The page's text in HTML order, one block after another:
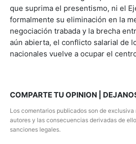
que suprima el presentismo, ni el
formalmente su eliminación en la
negociación trabada y la brecha
aún abierta, el conflicto salarial de
nacionales vuelve a ocupar el
COMPARTE TU OPINION |
Los comentarios publicados son de
autores y las consecuencias derivadas de
sanciones legales.